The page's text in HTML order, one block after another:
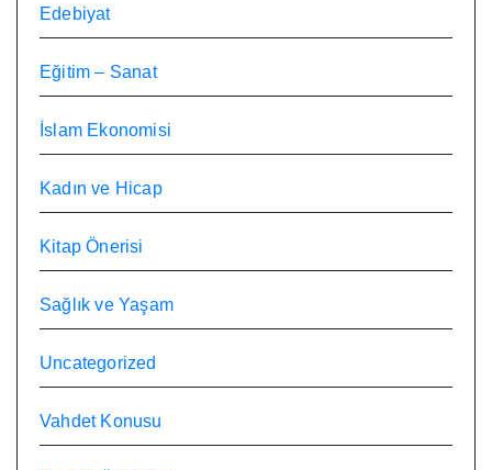
Edebiyat
Eğitim – Sanat
İslam Ekonomisi
Kadın ve Hicap
Kitap Önerisi
Sağlık ve Yaşam
Uncategorized
Vahdet Konusu